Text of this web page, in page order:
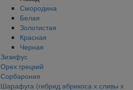
Смородина
Белая
Золотистая
Красная
Черная
Зизифус
Орех грецкий
Сорбарония
Шарафуга (гибрид абрикоса х сливы х